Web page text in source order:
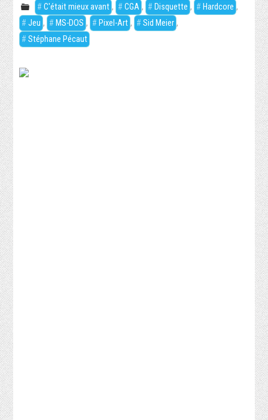
C'était mieux avant , CGA , Disquette , Hardcore ,
Jeu , MS-DOS , Pixel-Art , Sid Meier ,
Stéphane Pécaut